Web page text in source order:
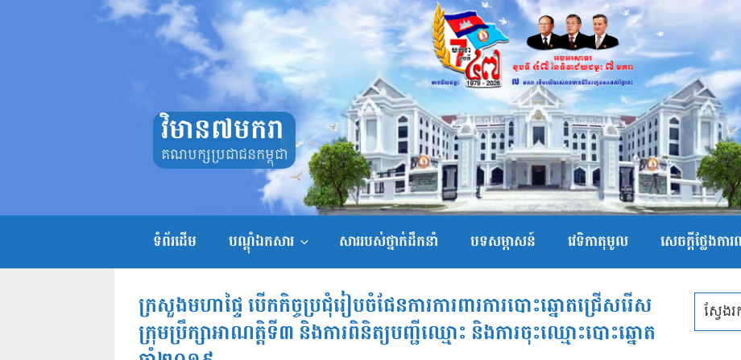
វិមាន៧មករា
គណបក្សប្រជាជនកម្ពុជា
ទំព័រដើម បណ្តុំឯកសារ សាររបស់ថ្នាក់ដឹកនាំ បទសម្ភាសន៍ វេទិកាតុមូល សេចក្ដីថ្លែងកា
ក្រសួងមហាផ្ទៃ បើកកិច្ចប្រជុំរៀបចំផែនការការពារការបោះឆ្នោតជ្រើសរើស
ក្រុមប្រឹក្សាអាណត្តិទី៣ និងការពិនិត្យបញ្ជីឈ្មោះ និងការចុះឈ្មោះបោះឆ្នោត